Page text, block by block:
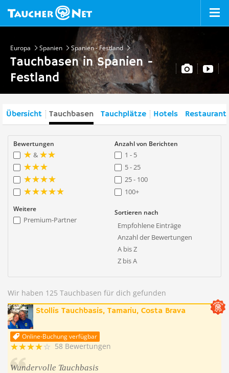
Europa Spanien Spanien - Festland
Tauchbasen in Spanien -
Festland
Übersicht Tauchbasen Tauchplätze Hotels
Bewertungen
&
Anzahl von Berichten
1 - 5
5 - 25
25 - 100
100+
Weitere
Premium-Partner
Sortieren nach
Empfohlene Einträge
Anzahl der Bewertungen
A bis Z
Z bis A
Wir haben 125 Tauchbasen für dich gefunden
Stollis Tauchbasis, Tamariu, Costa Brava
Online-Buchung verfügbar
58 Bewertungen
Wundervolle Tauchbasis